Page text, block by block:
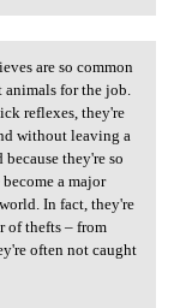
are so common
animals for the job.
reflexes, they're
without leaving a
because they're so
a major
In fact, they're
of thefts – from
often not caught